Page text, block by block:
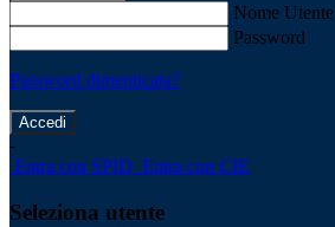
Nome Utente
Password
Password dimenticata?
-
Entra con SPID Entra con CIE
Seleziona utente